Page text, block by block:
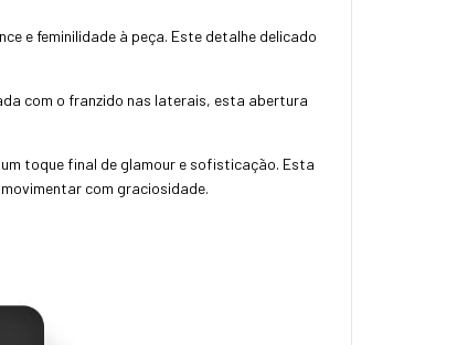
e feminilidade à peça. Este detalhe delicado
com o franzido nas laterais, esta abertura
toque final de glamour e sofisticação. Esta
com graciosidade.